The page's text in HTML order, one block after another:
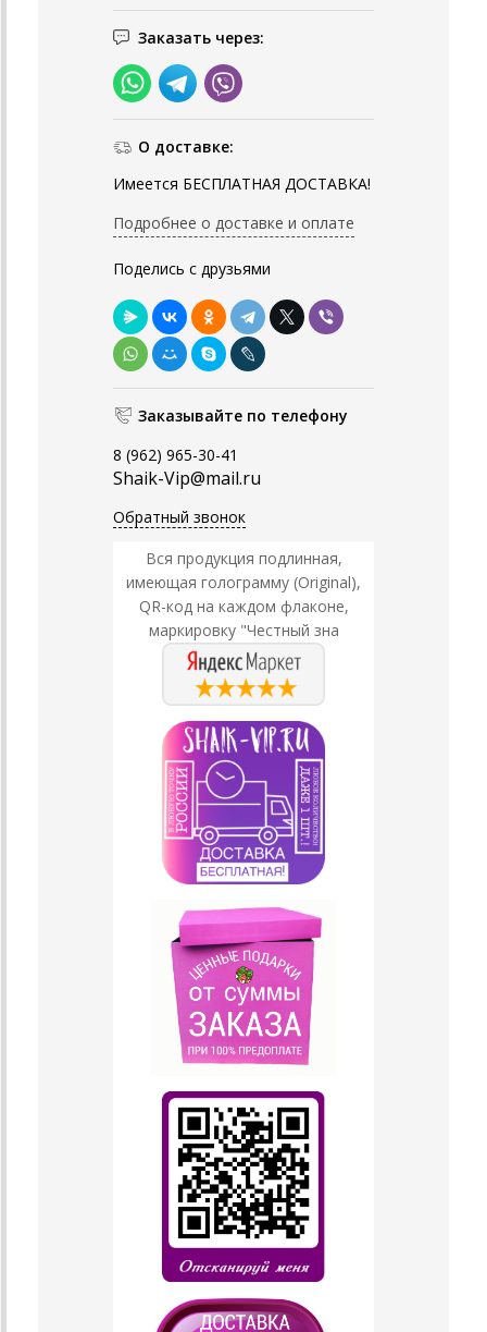
Заказать через:
О доставке:
Имеется БЕСПЛАТНАЯ ДОСТАВКА!
Подробнее о доставке и оплате
Поделись с друзьями
Заказывайте по телефону
8 (962) 965-30-41
Shaik-Vip@mail.ru
Обратный звонок
Вся продукция подлинная,
имеющая голограмму (Original),
QR-код на каждом флаконе,
маркировку "Честный зна